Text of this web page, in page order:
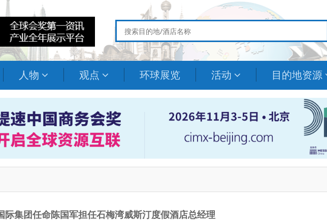
人物 观点 环球展览 活动 目的地资源
际集团任命陈国军担任石梅湾威斯汀度假酒店总经理